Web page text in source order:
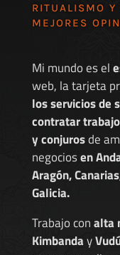
RITUALISMO
MEJORES
Mi mundo es el
web, la tarjeta
los servicios de
contratar
y conjurosde
negociosen
Aragón,
Galicia.
Trabajo conalta
Kimbanday